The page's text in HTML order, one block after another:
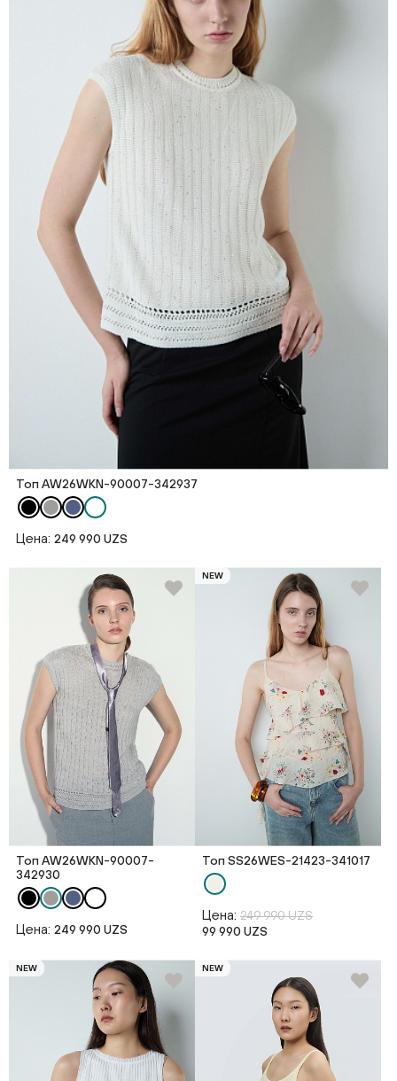
Топ AW26WKN-90007-342937
Цена: 249 990 UZS
Топ AW26WKN-90007-
342930
Цена: 249 990 UZS
NEW
Топ SS26WES-21423-341017
Цена: 249 990 UZS
99 990 UZS
NEW NEW